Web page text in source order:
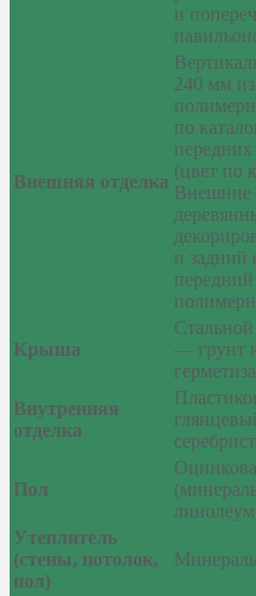
и
Внешняя отделка
240 мм
по
(цвет по
Внешние
и задний
передний
Крыша
— грунт
Внутренняя
отделка
Пол
Утеплитель
(стены, потолок,
пол)